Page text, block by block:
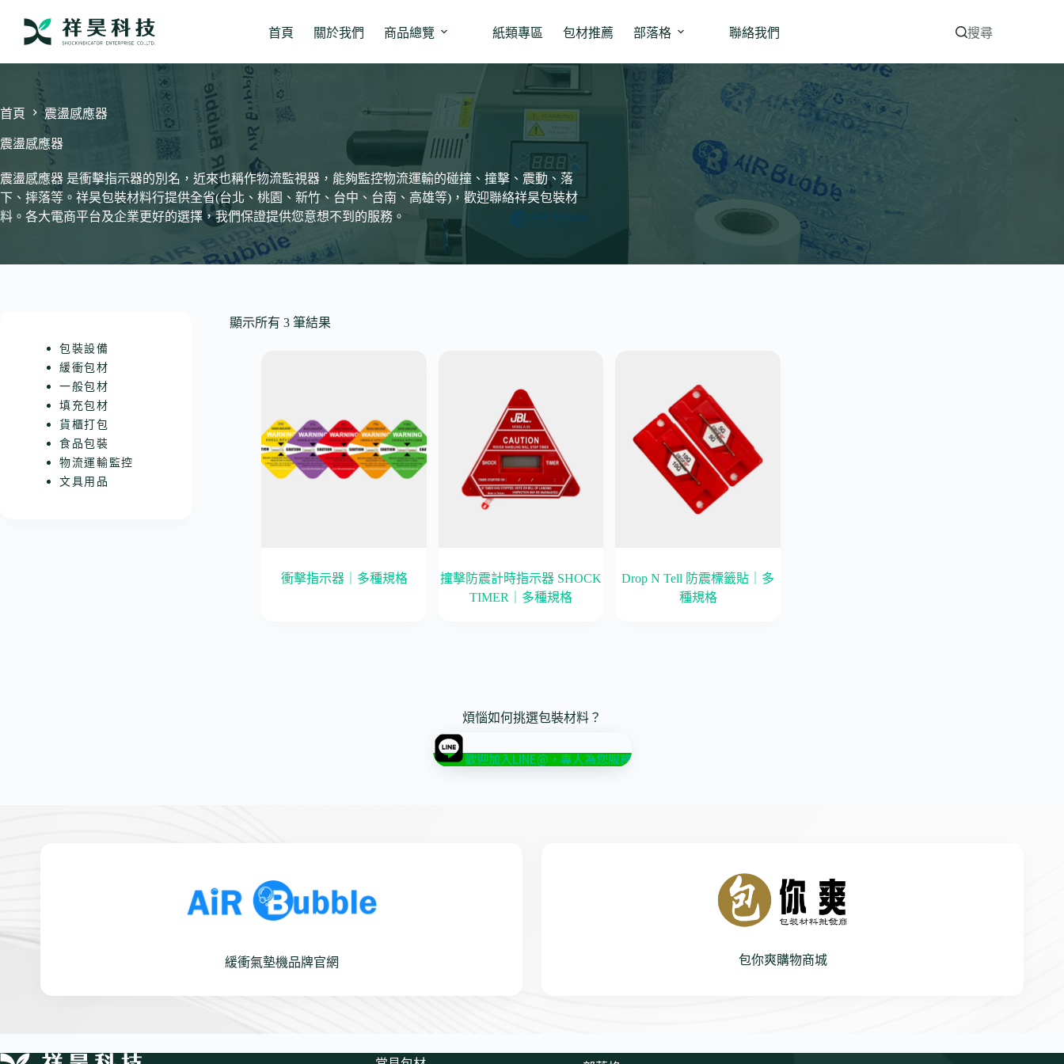
要
容
首頁 關於我們 商品總覽 紙類專區 包材推薦 部落格 聯絡我們 搜尋
首頁 震盪感應器
震盪感應器
震盪感應器 是衝擊指示器的別名，近來也稱作物流監視器，能夠監控物流運輸的碰撞、撞擊、震動、落
下、摔落等。祥昊包裝材料行提供全省(台北、桃園、新竹、台中、台南、高雄等)，歡迎聯絡祥昊包裝材
料。各大電商平台及企業更好的選擇，我們保證提供您意想不到的服務。
顯示所有 3 筆結果
衝擊指示器｜多種規格
撞擊防震計時指示器 SHOCK
TIMER｜多種規格
Drop N Tell 防震標籤貼｜多
種規格
包裝設備
緩衝包材
一般包材
填充包材
貨櫃打包
食品包裝
物流運輸監控
文具用品
煩惱如何挑選包裝材料？
歡迎加入LINE@，專人為您服務
緩衝氣墊機品牌官網 包你爽購物商城